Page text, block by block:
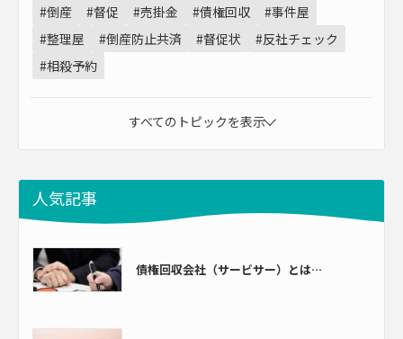
#倒産 #督促 #売掛金 #債権回収
#事件屋
#整理屋
#倒産防止共済 #督促状
#反社チェック
#相殺予約
すべてのトピックを表示
人気記事
債権回収会社（サービサー）とは…